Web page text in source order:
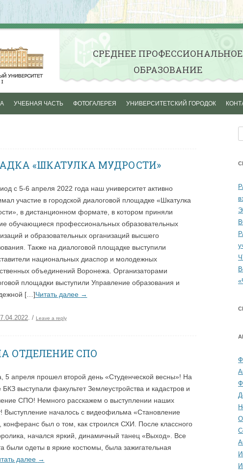
СРЕДНЕE ПРОФЕССИОНАЛЬНОЕ
ОБРАЗОВАНИЕ
УЧЕБНАЯ ЧАСТЬ ФОТОГАЛЕРЕЯ УНИВЕРСИТЕТСКИЙ ГОРОДОК
«ШКАТУЛКА МУДРОСТИ»
с 5-6 апреля 2022 года наш университет активно
участие в городской диалоговой площадке «Шкатулка
в дистанционном формате, в котором приняли
обучающиеся профессиональных образовательных
и образовательных организаций высшего
Также на диалоговой площадке выступили
национальных диаспор и молодежных
объединений Воронежа. Организаторами
площадки выступили Управление образования и
[…]Читать далее →
/ Leave a reply
ОТДЕЛЕНИЕ СПО
5 апреля прошел второй день «Студенческой весны»! На
БКЗ выступали факультет Землеустройства и кадастров и
СПО! Немного расскажем о выступлении наших
Выступление началось с видеофильма «Становление
был о том, как строился СХИ. После классного
начался яркий, динамичный танец «Выход». Все
были одеты в яркие костюмы, была зажигательная
далее →